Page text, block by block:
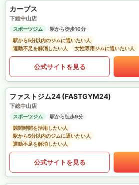
カーブス
下総中山店
スポーツジム
駅から徒歩10分
駅から5分以内のジムに通いたい人
運動不足を解消したい人
女性専用ジムに通いたい人
公式サイトを見る
ファストジム24 (FASTGYM24)
下総中山店
スポーツジム
駅から徒歩9分
隙間時間を活用したい人
駅から5分以内のジムに通いたい人
運動不足を解消したい人
公式サイトを見る